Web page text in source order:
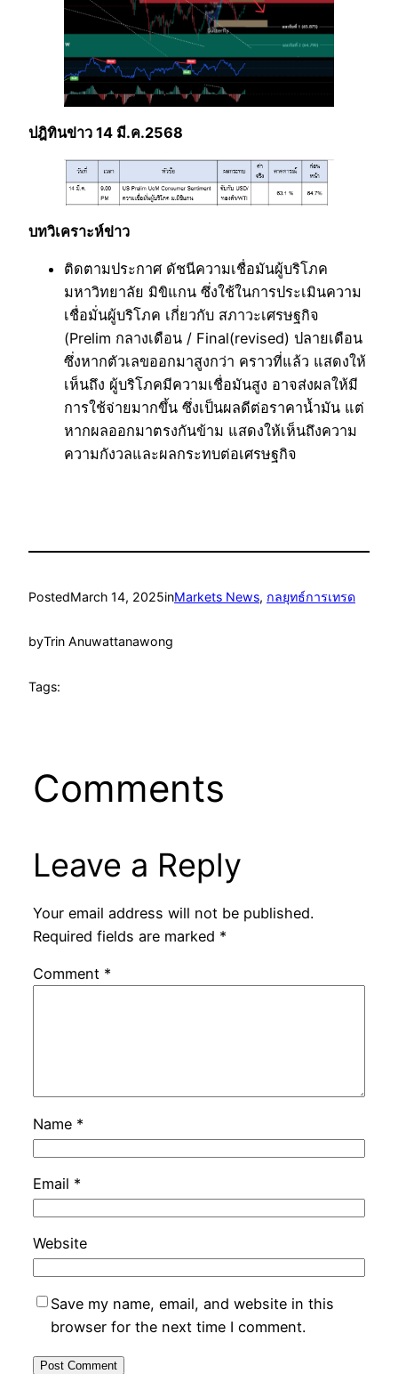
ปฎิทินข่าว 14 มี.ค.2568
บทวิเคราะห์ข่าว
ติดตามประกาศ ดัชนีความเชื่อมันผู้บริโภค
มหาวิทยาลัย มิขิแกน ซึ่งใช้ในการประเมินความ
เชื่อมั่นผู้บริโภค เกี่ยวกับ สภาวะเศรษฐกิจ
(Prelim กลางเดือน / Final(revised) ปลายเดือน
ซึ่งหากตัวเลขออกมาสูงกว่า คราวที่แล้ว แสดงให้
เห็นถึง ผู้บริโภคมีความเชื่อมันสูง อาจส่งผลให้มี
การใช้จ่ายมากขึ้น ซึ่งเป็นผลดีต่อราคาน้ำมัน แต่
หากผลออกมาตรงกันข้าม แสดงให้เห็นถึงความ
ความกังวลและผลกระทบต่อเศรษฐกิจ
PostedMarch 14, 2025inMarkets News, กลยุทธ์การเทรด
byTrin Anuwattanawong
Tags:
Comments
Leave a Reply
Your email address will not be published.
Required fields are marked *
Comment *
Name *
Email *
Website
Save my name, email, and website in this
browser for the next time I comment.